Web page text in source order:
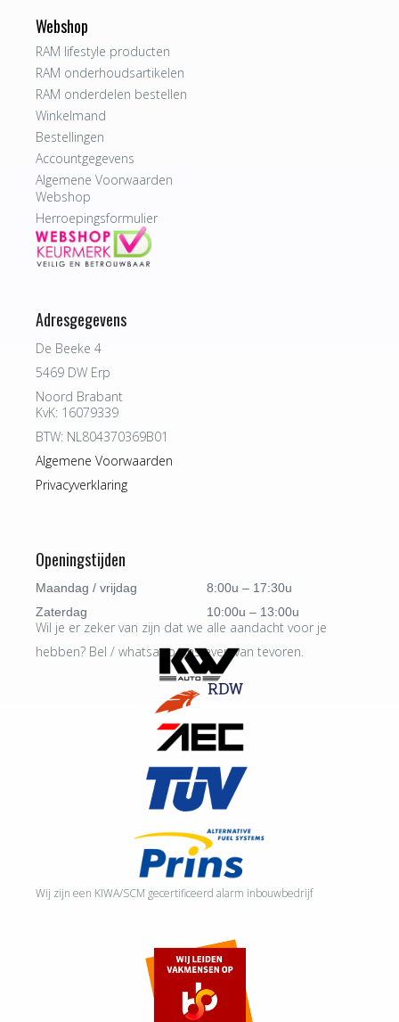
Webshop
RAM lifestyle producten
RAM onderhoudsartikelen
RAM onderdelen bestellen
Winkelmand
Bestellingen
Accountgegevens
Algemene Voorwaarden
Webshop
Herroepingsformulier
Adresgegevens
De Beeke 4
5469 DW Erp
Noord Brabant
KvK: 16079339
BTW: NL804370369B01
Algemene Voorwaarden
Privacyverklaring
Openingstijden
Maandag / vrijdag
8:00u – 17:30u
Zaterdag
10:00u – 13:00u
Wil je er zeker van zijn dat we alle aandacht voor je
hebben? Bel / whatsapp ons even van tevoren.
Wij zijn een KIWA/SCM gecertificeerd alarm inbouwbedrijf